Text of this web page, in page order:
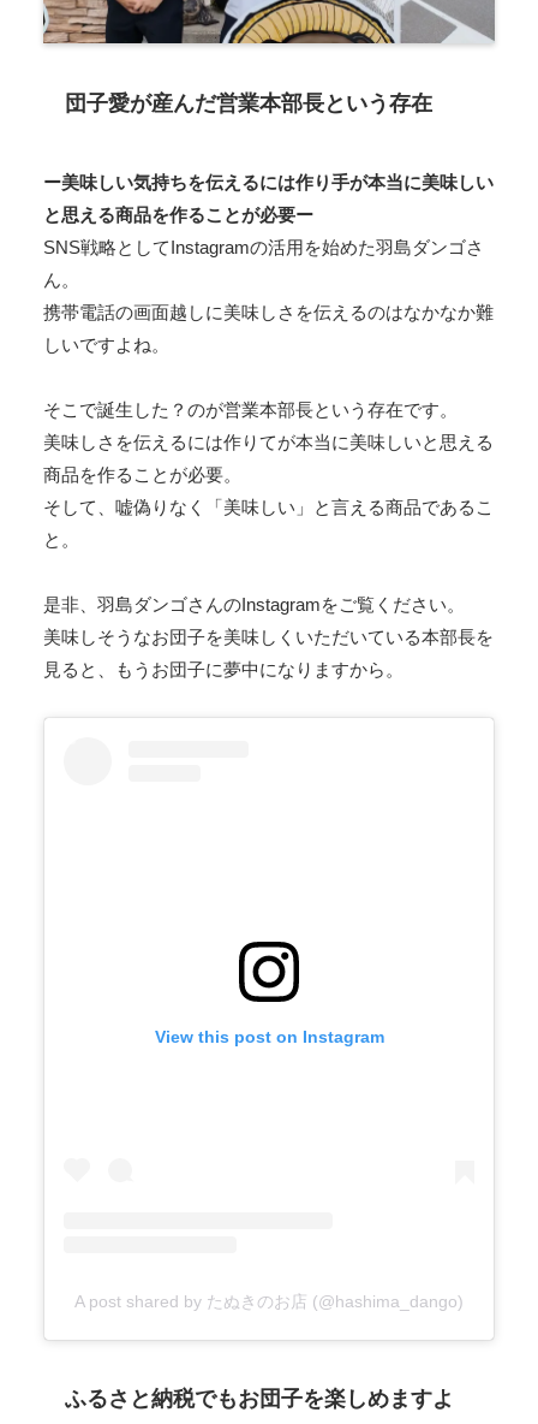
団子愛が産んだ営業本部長という存在
ー美味しい気持ちを伝えるには作り手が本当に美味しい
と思える商品を作ることが必要ー
SNS戦略としてInstagramの活用を始めた羽島ダンゴさ
ん。
携帯電話の画面越しに美味しさを伝えるのはなかなか難
しいですよね。
そこで誕生した？のが営業本部長という存在です。
美味しさを伝えるには作りてが本当に美味しいと思える
商品を作ることが必要。
そして、嘘偽りなく「美味しい」と言える商品であるこ
と。
是非、羽島ダンゴさんのInstagramをご覧ください。
美味しそうなお団子を美味しくいただいている本部長を
見ると、もうお団子に夢中になりますから。
View this post on Instagram
A post shared by たぬきのお店 (@hashima_dango)
ふるさと納税でもお団子を楽しめますよ